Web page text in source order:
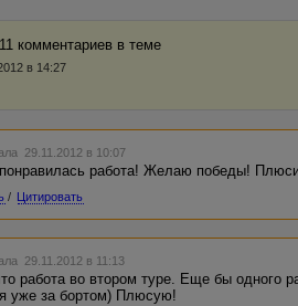
комментариев в темe
в 14:27
29.11.2012 в 10:07
работа! Желаю победы!
/ Цитировать
29.11.2012 в 11:13
работа во втором туре. Еще бы одного
уже за бортом) Плюсую!